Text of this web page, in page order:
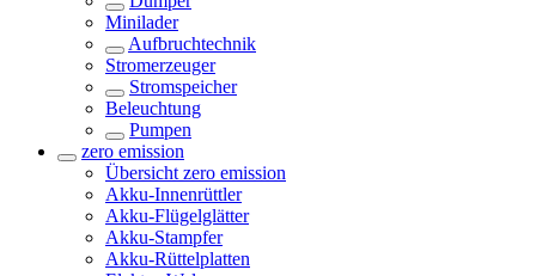
Minilader
Aufbruchtechnik
Stromerzeuger
Stromspeicher
Beleuchtung
Pumpen
zero emission
Übersicht zero emission
Akku-Innenrüttler
Akku-Flügelglätter
Akku-Stampfer
Akku-Rüttelplatten